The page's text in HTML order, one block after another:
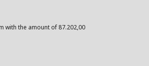
with the amount of 87.202,00